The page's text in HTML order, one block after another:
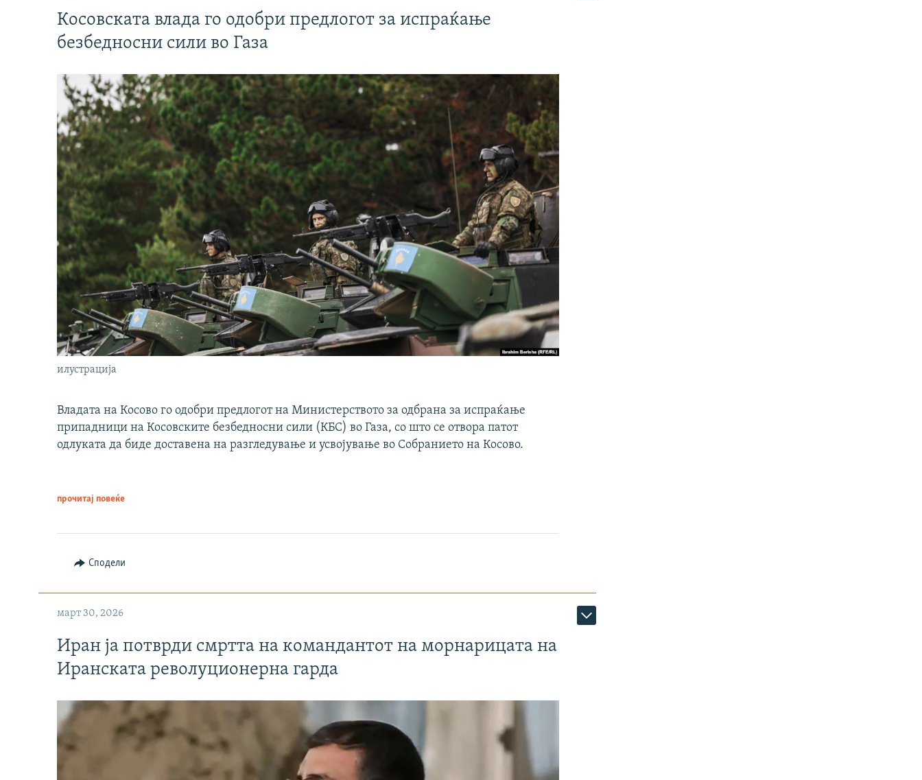
Косовската влада го одобри предлогот за испраќање
безбедносни сили во Газа
илустрација
Владата на Косово го одобри предлогот на Министерството за одбрана за испраќање
припадници на Косовските безбедносни сили (КБС) во Газа, со што се отвора патот
одлуката да биде доставена на разгледување и усвојување во Собранието на Косово.
прочитај повеќе
Сподели
март 30, 2026
Иран ја потврди смртта на командантот на морнарицата на
Иранската револуционерна гарда